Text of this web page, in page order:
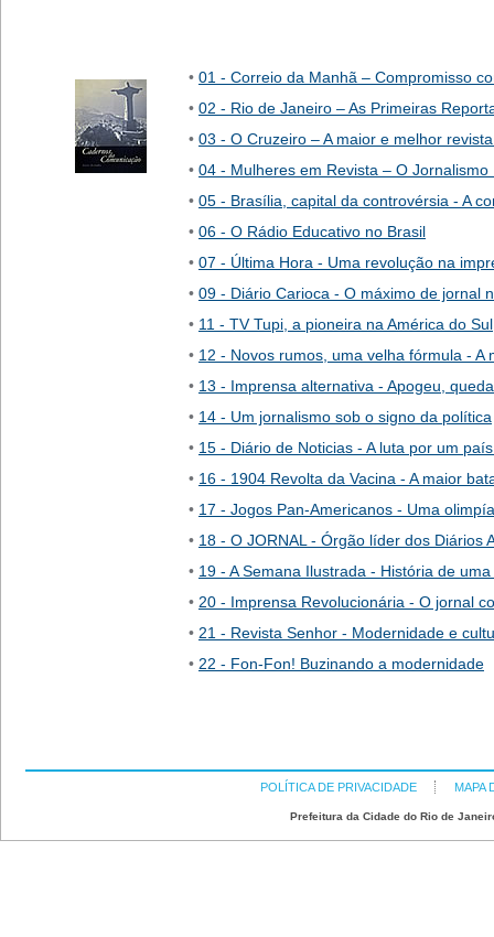
• 01 - Correio da Manhã – Compromisso
• 02 - Rio de Janeiro – As Primeiras
• 03 - O Cruzeiro – A maior e melhor
• 04 - Mulheres em Revista – O
• 05 - Brasília, capital da controvérsia - A
• 06 - O Rádio Educativo no Brasil
• 07 - Última Hora - Uma revolução na
• 09 - Diário Carioca - O máximo de jornal
• 11 - TV Tupi, a pioneira na América do Sul
• 12 - Novos rumos, uma velha fórmula -
• 13 - Imprensa alternativa - Apogeu,
• 14 - Um jornalismo sob o signo da política
• 15 - Diário de Noticias - A luta por um
• 16 - 1904 Revolta da Vacina - A maior
• 17 - Jogos Pan-Americanos - Uma
• 18 - O JORNAL - Órgão líder dos Diários
• 19 - A Semana Ilustrada - História de
• 20 - Imprensa Revolucionária - O jornal
• 21 - Revista Senhor - Modernidade e
• 22 - Fon-Fon! Buzinando a modernidade
POLÍTICA DE PRIVACIDADE MAPA
Prefeitura da Cidade do Rio de